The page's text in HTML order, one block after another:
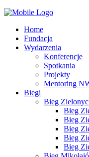
Home
Fundacja
Wydarzenia
Konferencje
Spotkania
Projekty
Mentoring
Biegi
Bieg
Bieg
Bieg
Bieg
Bieg
Bieg